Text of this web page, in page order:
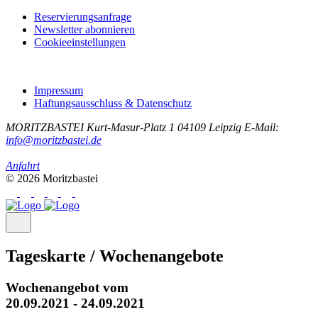
Reservierungsanfrage
Newsletter abonnieren
Cookieeinstellungen
Impressum
Haftungsausschluss & Datenschutz
MORITZBASTEI Kurt-Masur-Platz 1 04109 Leipzig E-Mail:
info@moritzbastei.de
Anfahrt
© 2026 Moritzbastei
Tageskarte / Wochenangebote
Wochenangebot vom
20.09.2021 - 24.09.2021